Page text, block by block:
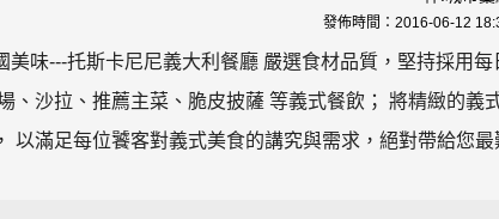
發佈時間： 2016-06-12
味---托斯卡尼尼義大利餐廳 嚴選食材品質，堅持採用每
沙拉、推薦主菜、脆皮披薩 等義式餐飲； 將精緻的義
以滿足每位饕客對義式美食的講究與需求，絕對帶給您最